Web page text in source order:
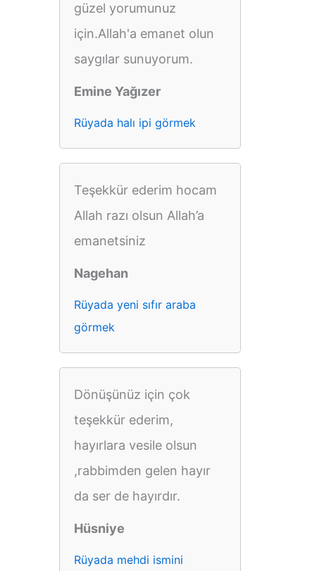
güzel yorumunuz
için.Allah'a emanet olun
saygılar sunuyorum.
Emine Yağızer
Rüyada halı ipi görmek
Teşekkür ederim hocam
Allah razı olsun Allah’a
emanetsiniz
Nagehan
Rüyada yeni sıfır araba
görmek
Dönüşünüz için çok
teşekkür ederim,
hayırlara vesile olsun
,rabbimden gelen hayır
da ser de hayırdır.
Hüsniye
Rüyada mehdi ismini